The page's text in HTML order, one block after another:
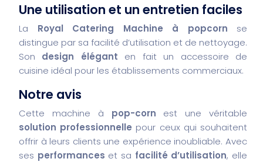
Une utilisation et un entretien faciles
La Royal Catering Machine à popcorn se
distingue par sa facilité d’utilisation et de nettoyage.
Son design élégant en fait un accessoire de
cuisine idéal pour les établissements commerciaux.
Notre avis
Cette machine à pop-corn est une véritable
solution professionnelle pour ceux qui souhaitent
offrir à leurs clients une expérience inoubliable. Avec
ses performances et sa facilité d’utilisation, elle